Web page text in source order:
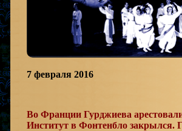
7 февраля 2016
Во Франции Гурджиева
Институт в Фонтенбло закрылся.